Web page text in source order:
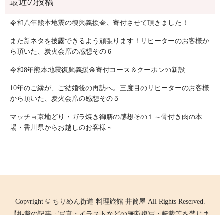
令和八年熊本地震の復興義援金、寄付させて頂きました！
また新ネタを披露できるよう頑張ります！リピーターのお客様か
ら頂いた、炭火会席の感想その６
令和8年熊本地震復興義援金寄付コース＆クーポンの新設
10年のご縁が、ご結婚後の再訪へ。三度目のリピーターのお客様
から頂いた、炭火会席の感想その５
マッチョ京地どり・ガラ焼き御膳の感想その１～骨付き肉の本
場・香川県からお越しのお客様～
Copyright © ちりめん街道 料理旅館 井筒屋 All Rights Reserved.